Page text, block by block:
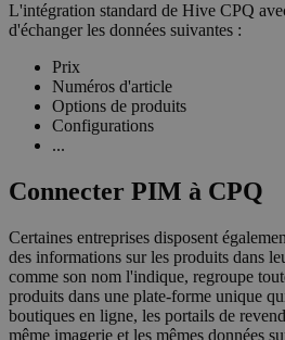
L'intégration standard de Hive CPQ
d'échanger les données suivantes :
Prix
Numéros d'article
Options de produits
Configurations
...
Connecter PIM à CPQ
Certaines entreprises disposent
des informations sur les produits dans
comme son nom l'indique, regroupe
produits dans une plate-forme unique
boutiques en ligne, les portails de
même imagerie et les mêmes données